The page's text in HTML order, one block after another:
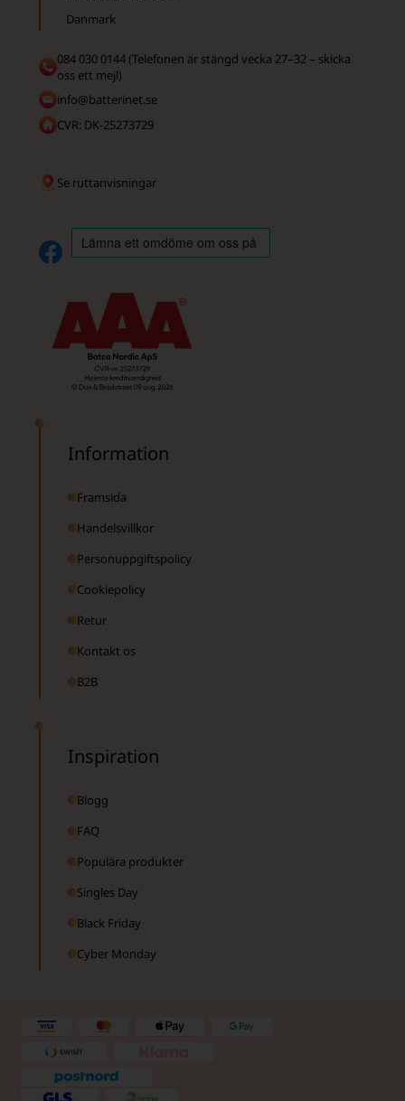
Danmark
084 030 0144 (Telefonen är stängd vecka 27–32 – skicka
oss ett mejl)
info@batterinet.se
CVR: DK-25273729
Se ruttanvisningar
Information
Framsida
Handelsvillkor
Personuppgiftspolicy
Cookiepolicy
Retur
Kontakt os
B2B
Inspiration
Blogg
FAQ
Populära produkter
Singles Day
Black Friday
Cyber Monday